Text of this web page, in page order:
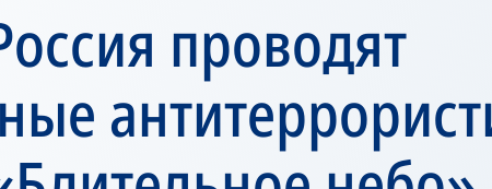
проводят